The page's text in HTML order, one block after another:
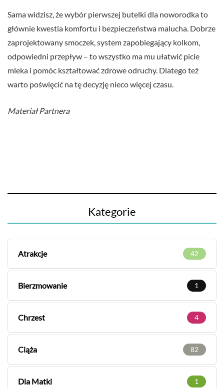
Sama widzisz, że wybór pierwszej butelki dla noworodka to
głównie kwestia komfortu i bezpieczeństwa malucha. Dobrze
zaprojektowany smoczek, system zapobiegający kolkom,
odpowiedni przepływ – to wszystko ma mu ułatwić picie
mleka i pomóc kształtować zdrowe odruchy. Dlatego też
warto poświęcić na tę decyzję nieco więcej czasu.
Materiał Partnera
Kategorie
Atrakcje 42
Bierzmowanie 1
Chrzest 4
Ciąża 82
Dla Matki 1